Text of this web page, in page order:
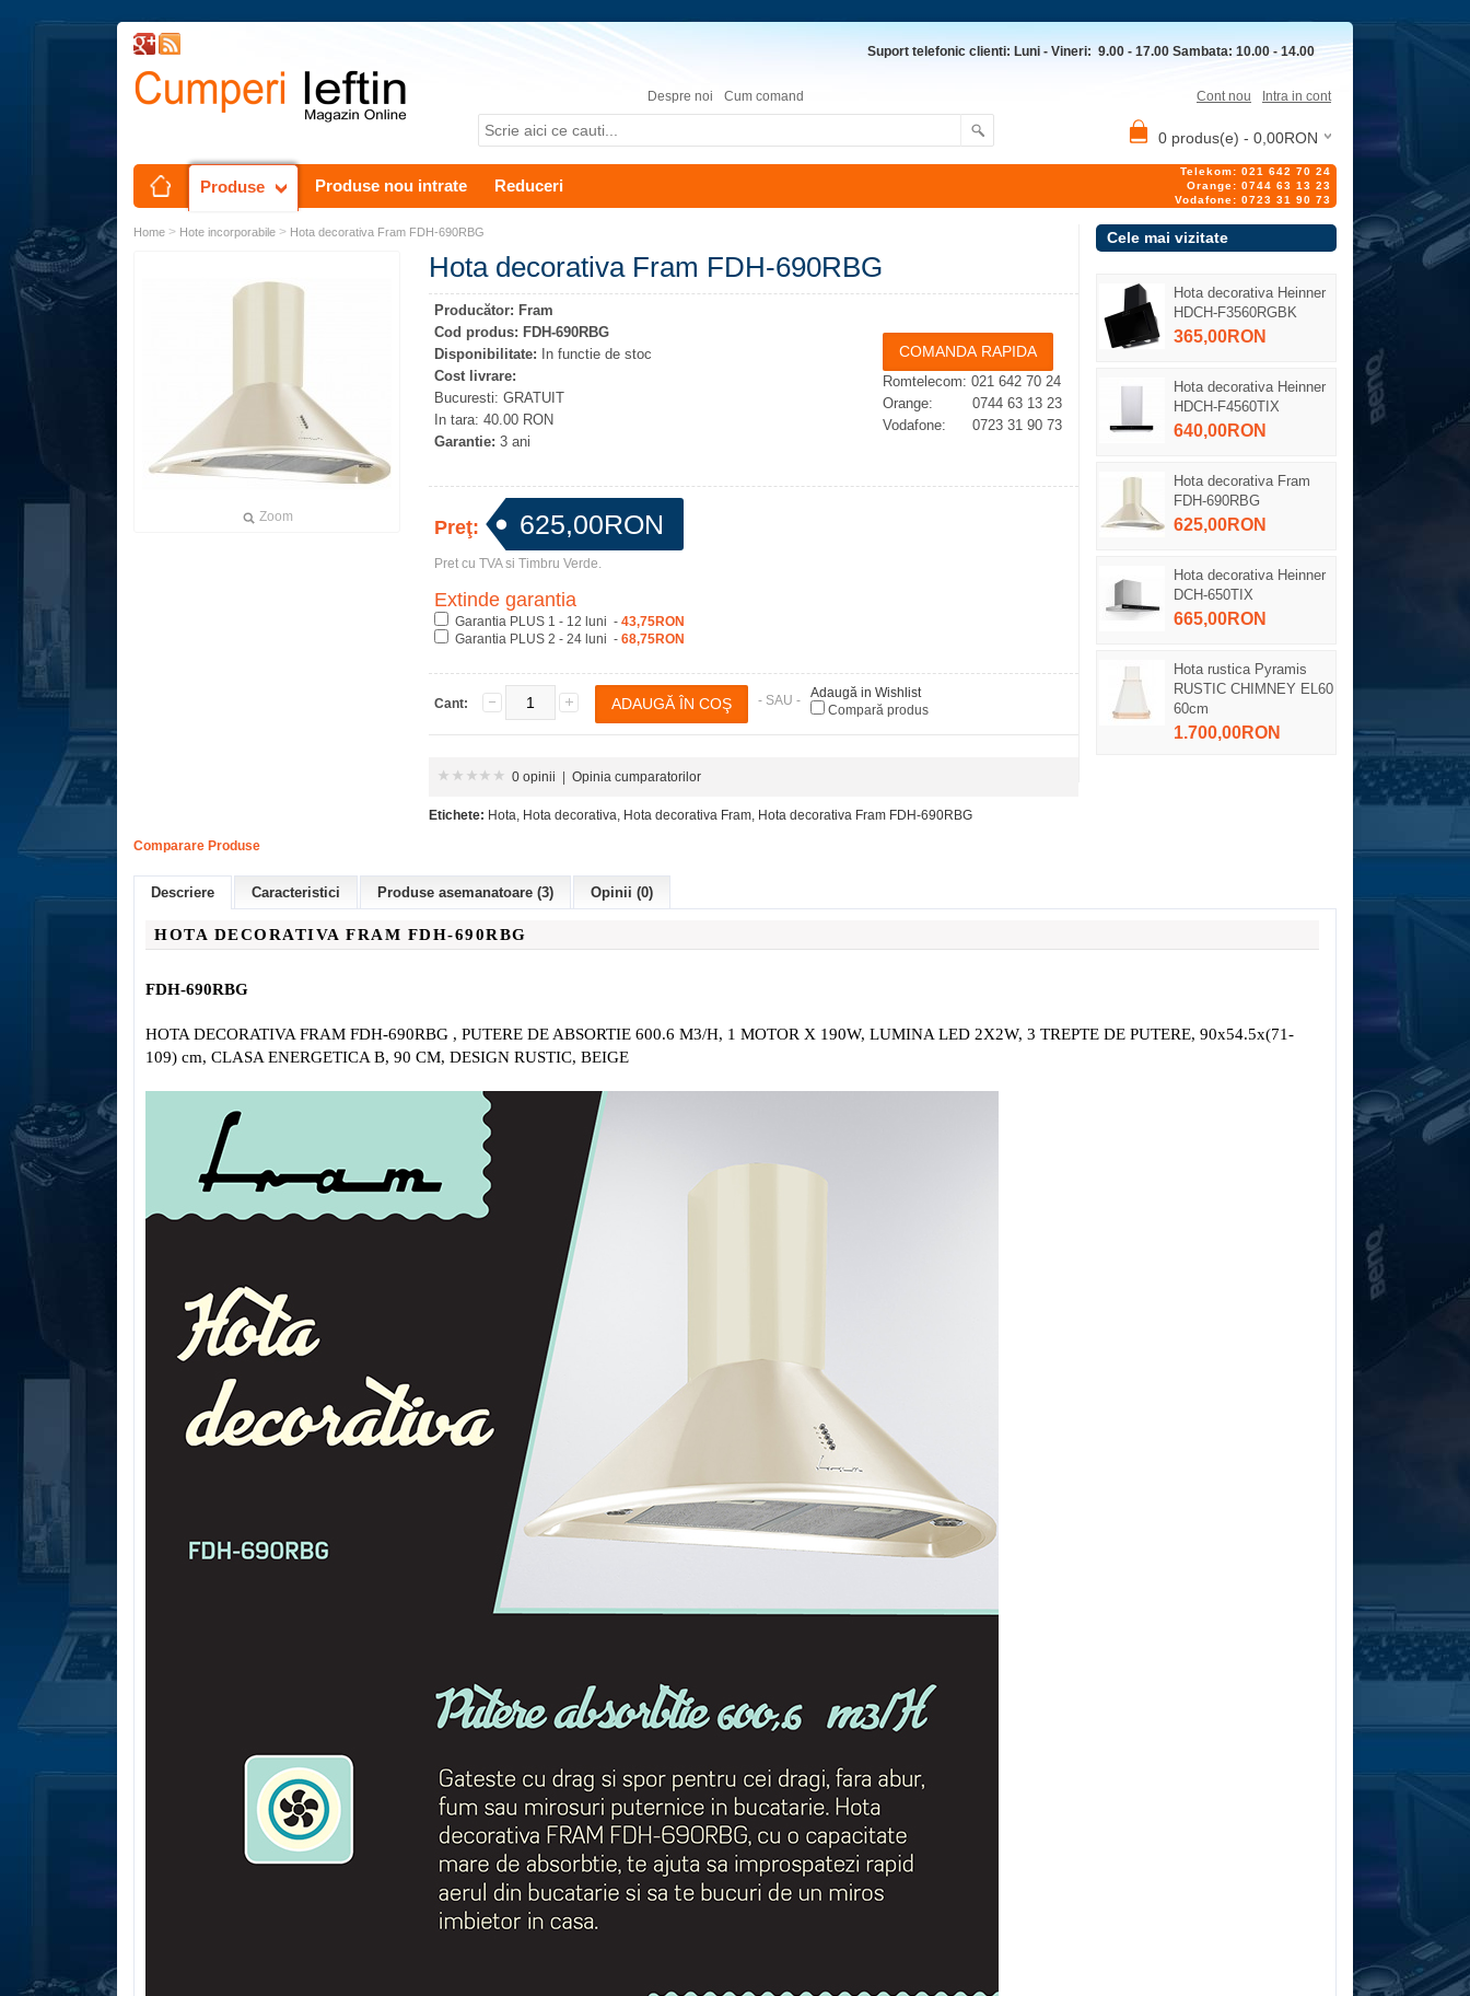
Suport telefonic clienti: Luni - Vineri: 9.00 - 17.00 Sambata: 10.00 - 14.00
Despre noi Cum comand Cont nou Intra in cont
0 produs(e) - 0,00RON
Produse Produse nou intrate Reduceri
Telekom: 021 642 70 24
Orange: 0744 63 13 23
Vodafone: 0723 31 90 73
Cele mai vizitate
Hota decorativa Heinner
HDCH-F3560RGBK
365,00RON
Hota decorativa Heinner
HDCH-F4560TIX
640,00RON
Hota decorativa Fram
FDH-690RBG
625,00RON
Hota decorativa Heinner
DCH-650TIX
665,00RON
Hota rustica Pyramis
RUSTIC CHIMNEY EL60
60cm
1.700,00RON
Home > Hote incorporabile > Hota decorativa Fram FDH-690RBG
Zoom
Hota decorativa Fram FDH-690RBG
Producător: Fram
Cod produs: FDH-690RBG
Disponibilitate: In functie de stoc
Cost livrare:
Bucuresti: GRATUIT
In tara: 40.00 RON
Garantie: 3 ani
Romtelecom: 021 642 70 24
Orange: 0744 63 13 23
Vodafone: 0723 31 90 73
Preţ: 625,00RON
Pret cu TVA si Timbru Verde.
Extinde garantia
Garantia PLUS 1 - 12 luni - 43,75RON
Garantia PLUS 2 - 24 luni - 68,75RON
Cant: - SAU - Adaugă in Wishlist
Compară produs
0 opinii Opinia cumparatorilor
Etichete: Hota, Hota decorativa, Hota decorativa Fram, Hota decorativa Fram FDH-690RBG
Comparare Produse
Descriere Caracteristici Produse asemanatoare (3) Opinii (0)
HOTA DECORATIVA FRAM FDH-690RBG
FDH-690RBG
HOTA DECORATIVA FRAM FDH-690RBG , PUTERE DE ABSORTIE 600.6 M3/H, 1 MOTOR X 190W, LUMINA LED 2X2W, 3 TREPTE DE PUTERE, 90x54.5x(71-
109) cm, CLASA ENERGETICA B, 90 CM, DESIGN RUSTIC, BEIGE